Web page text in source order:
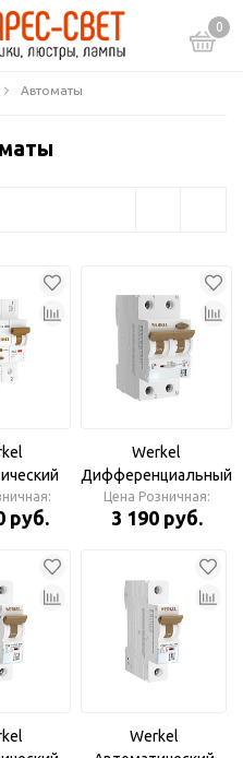
0
Автоматы
C 6 kA
руб.
Werkel
Дифференциальный
автомат 1P+N 25A 30
mА 6 kА C А
Цена Розничная:
3 190 руб.
Werkel